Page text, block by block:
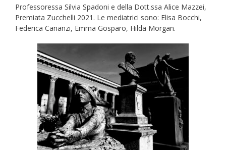
Professoressa Silvia Spadoni e della Dott.ssa Alice Mazzei,
Premiata Zucchelli 2021. Le mediatrici sono: Elisa Bocchi,
Federica Cananzi, Emma Gosparo, Hilda Morgan.